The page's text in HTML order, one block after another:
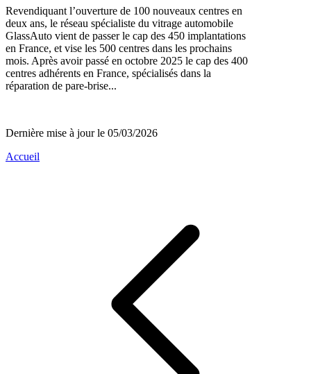
Revendiquant l’ouverture de 100 nouveaux centres en
deux ans, le réseau spécialiste du vitrage automobile
GlassAuto vient de passer le cap des 450 implantations
en France, et vise les 500 centres dans les prochains
mois. Après avoir passé en octobre 2025 le cap des 400
centres adhérents en France, spécialisés dans la
réparation de pare-brise...
Dernière mise à jour le 05/03/2026
Accueil